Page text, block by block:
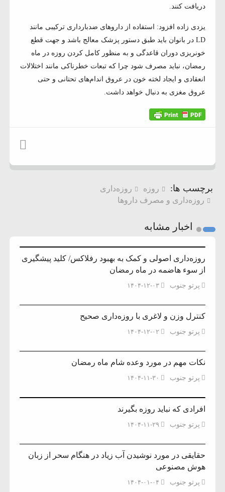
دریافت کنند.
یزدی زاده افزود: استفاده از داروهای ضدبارداری ترکیبی مانند
LD در بانوان باید طبق دستور پزشک معالج باشد و جهت قطع
خونریزی دوران قاعدگی و به منظور کامل کردن روزه در ماه
رمضان، نباید مصرف شود چرا که تبعات خطرناکی مانند اختلالات
انعقادی و ایجاد لخته خون در عروق اندام‌های تحتانی و حتی
عروق مغزی به دنبال خواهد داشت.
برچسب ها: روزه
روزه‌داری
روزه‌داری و مصرف داروها
اخبار مشابه
روزه‌داری اصولی و کمک به بهبود رفلاکس/ کلید پیشگیری
از سوء هاضمه در ماه رمضان
پرتو جنوب ۱۴۰۴-۱۲-۰۳
کنترل وزن و لاغری با روزه‌داری صحیح
پرتو جنوب ۱۴۰۴-۱۲-۰۲
نکات مهم در مورد وعده شام ماه رمضان
پرتو جنوب ۱۴۰۴-۱۱-۳۰
افرادی که نباید روزه بگیرند
پرتو جنوب ۱۴۰۴-۱۱-۲۹
حقایقی در مورد نوشیدن آب زیاد در هنگام سحر از زبان
هوش مصنوعی
پرتو جنوب ۱۴۰۴-۰۱-۰۴